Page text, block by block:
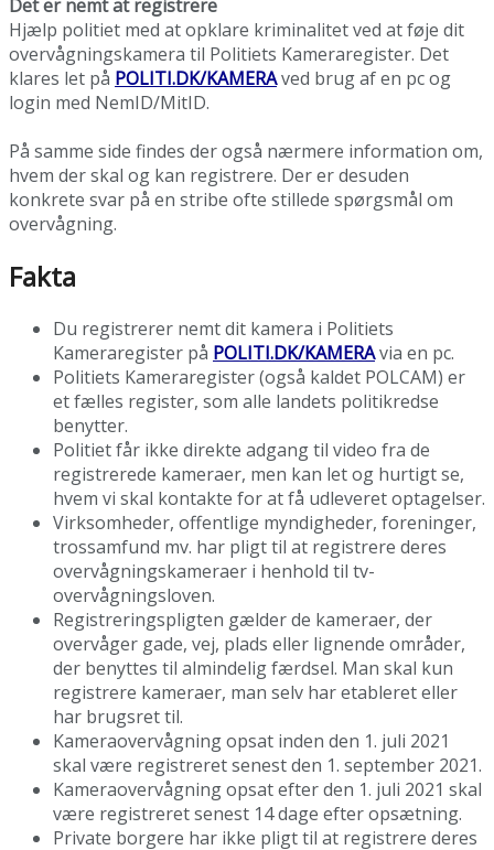
Det er nemt at registrere
Hjælp politiet med at opklare kriminalitet ved at føje dit
overvågningskamera til Politiets Kameraregister. Det
klares let på POLITI.DK/KAMERAved brug af en pc og
login med NemID/MitID.
På samme side findes der også nærmere information om,
hvem der skal og kan registrere. Der er desuden
konkrete svar på en stribe ofte stillede spørgsmål om
overvågning.
Fakta
Du registrerer nemt dit kamera i Politiets
Kameraregister på POLITI.DK/KAMERAvia en pc.
Politiets Kameraregister (også kaldet POLCAM) er
et fælles register, som alle landets politikredse
benytter.
Politiet får ikke direkte adgang til video fra de
registrerede kameraer, men kan let og hurtigt se,
hvem vi skal kontakte for at få udleveret optagelser.
Virksomheder, offentlige myndigheder, foreninger,
trossamfund mv. har pligt til at registrere deres
overvågningskameraer i henhold til tv-
overvågningsloven.
Registreringspligten gælder de kameraer, der
overvåger gade, vej, plads eller lignende områder,
der benyttes til almindelig færdsel. Man skal kun
registrere kameraer, man selv har etableret eller
har brugsret til.
Kameraovervågning opsat inden den 1. juli 2021
skal være registreret senest den 1. september 2021.
Kameraovervågning opsat efter den 1. juli 2021 skal
være registreret senest 14 dage efter opsætning.
Private borgere har ikke pligt til at registrere deres